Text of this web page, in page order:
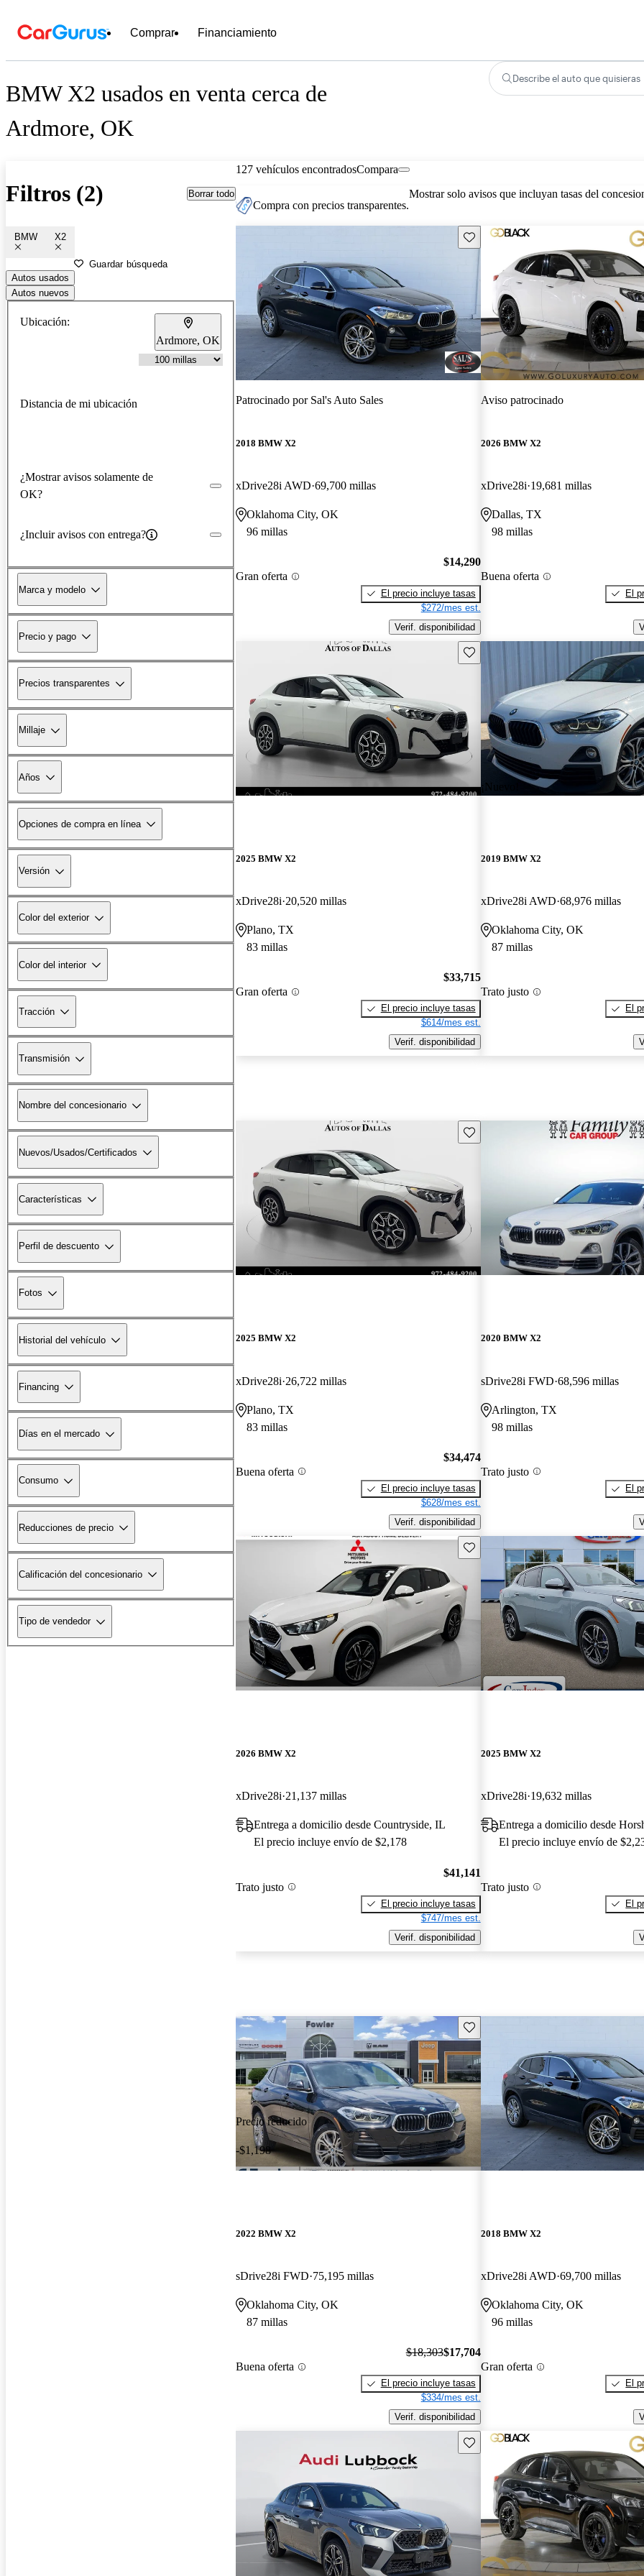
Comprar Financiamiento
BMW X2 usados en venta cerca de
Ardmore, OK
Describe el auto que quisieras
Filtros (2) Borrar todo
BMW X2
Guardar búsqueda
Autos usados
Autos nuevos
Ubicación:
Ardmore, OK
Distancia de mi ubicación
¿Mostrar avisos solamente de
OK?
¿Incluir avisos con entrega?
Marca y modelo
Precio y pago
Precios transparentes
Millaje
Años
Opciones de compra en línea
Versión
Color del exterior
Color del interior
Tracción
Transmisión
Nombre del concesionario
Nuevos/Usados/Certificados
Características
Perfil de descuento
Fotos
Historial del vehículo
Financing
Días en el mercado
Consumo
Reducciones de precio
Calificación del concesionario
Tipo de vendedor
127 vehículos encontradosCompara
Compra con precios transparentes.
Mostrar solo avisos que incluyan tasas del
Guarda este Aviso
Patrocinado por Sal's Auto Sales
2018 BMW X2
xDrive28i AWD 69,700 millas
Oklahoma City, OK
96 millas
Gran oferta
$14,290
El precio incluye tasas
$272/mes est.
Verif. disponibilidad
Aviso patrocinado
2026 BMW X2
xDrive28i 19,681 millas
Dallas, TX
98 millas
Buena oferta
El
Guarda este Aviso
2025 BMW X2
xDrive28i 20,520 millas
Plano, TX
83 millas
Gran oferta
$33,715
El precio incluye tasas
$614/mes est.
Verif. disponibilidad
¡Nuevo!
2019 BMW X2
xDrive28i AWD 68,976 millas
Oklahoma City, OK
87 millas
Trato justo
El
Guarda este Aviso
2025 BMW X2
xDrive28i 26,722 millas
Plano, TX
83 millas
Buena oferta
$34,474
El precio incluye tasas
$628/mes est.
Verif. disponibilidad
2020 BMW X2
sDrive28i FWD 68,596 millas
Arlington, TX
98 millas
Trato justo
El
Guarda este Aviso
2026 BMW X2
xDrive28i 21,137 millas
Entrega a domicilio desde Countryside, IL
El precio incluye envío de $2,178
Trato justo
$41,141
El precio incluye tasas
$747/mes est.
Verif. disponibilidad
2025 BMW X2
xDrive28i 19,632 millas
Entrega a domicilio desde
El precio incluye envío de
Trato justo
El
Precio reducido
-$1,198
Guarda este Aviso
2022 BMW X2
sDrive28i FWD 75,195 millas
Oklahoma City, OK
87 millas
Buena oferta
$18,303$17,704
El precio incluye tasas
$334/mes est.
Verif. disponibilidad
2018 BMW X2
xDrive28i AWD 69,700 millas
Oklahoma City, OK
96 millas
Gran oferta
El
Guarda este Aviso